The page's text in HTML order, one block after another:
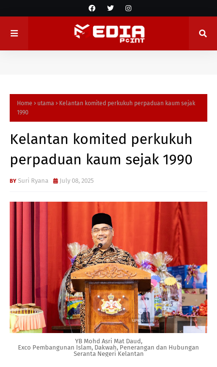
Home utama
Kelantan komited perkukuh perpaduan kaum sejak
1990
Kelantan komited perkukuh
perpaduan kaum sejak 1990
Suri Ryana July 08, 2025
YB Mohd Asri Mat Daud,
Exco Pembangunan Islam, Dakwah, Penerangan dan Hubungan
Seranta Negeri Kelantan